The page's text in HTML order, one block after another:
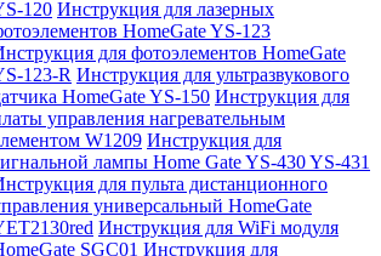
120 Инструкция для лазерных
HomeGate YS-123
для фотоэлементов HomeGate
123-R Инструкция для ультразвукового
HomeGate YS-150 Инструкция для
управления нагревательным
W1209 Инструкция для
лампы Home Gate YS-430 YS-431
для пульта дистанционного
универсальный HomeGate
Инструкция для WiFi модуля
SGC01 Инструкция для